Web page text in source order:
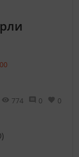
774 0 0